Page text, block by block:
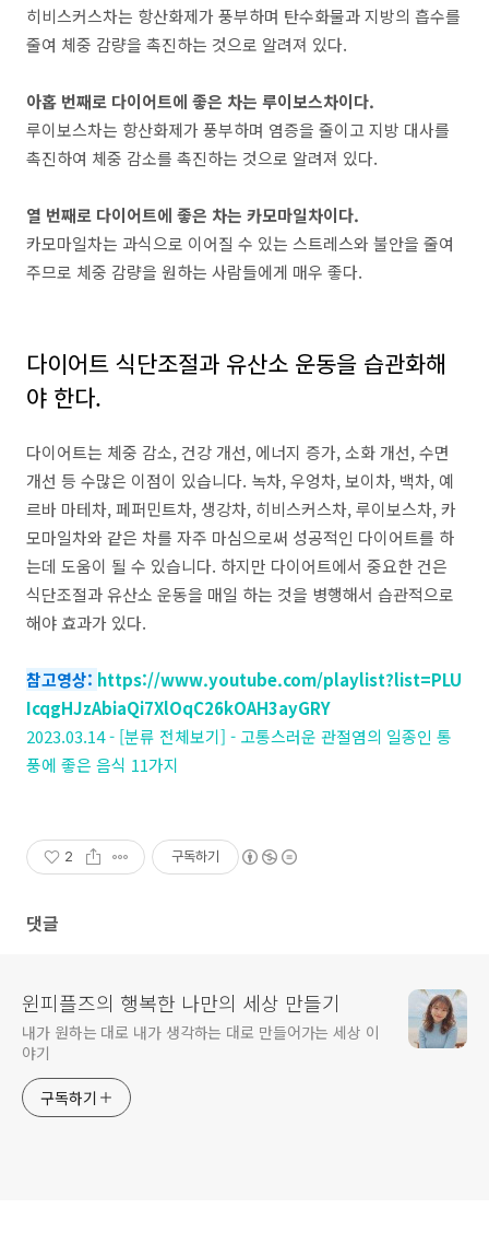
히비스커스차는 항산화제가 풍부하며 탄수화물과 지방의 흡수를
줄여 체중 감량을 촉진하는 것으로 알려져 있다.
아홉 번째로 다이어트에 좋은 차는 루이보스차이다.
루이보스차는 항산화제가 풍부하며 염증을 줄이고 지방 대사를
촉진하여 체중 감소를 촉진하는 것으로 알려져 있다.
열 번째로 다이어트에 좋은 차는 카모마일차이다.
카모마일차는 과식으로 이어질 수 있는 스트레스와 불안을 줄여
주므로 체중 감량을 원하는 사람들에게 매우 좋다.
다이어트 식단조절과 유산소 운동을 습관화해
야 한다.
다이어트는 체중 감소,건강 개선, 에너지 증가,소화 개선,수면
개선 등 수많은 이점이 있습니다. 녹차,우엉차,보이차, 백차, 예
르바 마테차,페퍼민트차,생강차, 히비스커스차,루이보스차,카
모마일차와 같은 차를 자주 마심으로써 성공적인 다이어트를 하
는데 도움이 될 수 있습니다. 하지만 다이어트에서 중요한 건은
식단조절과 유산소 운동을 매일 하는 것을 병행해서 습관적으로
해야 효과가 있다.
참고영상: https://www.youtube.com/playlist?list=PLU
IcqgHJzAbiaQi7XlOqC26kOAH3ayGRY
2023.03.14 - [분류 전체보기] - 고통스러운 관절염의 일종인 통
풍에 좋은 음식 11가지
2 구독하기
댓글
윈피플즈의 행복한 나만의 세상 만들기
내가 원하는 대로 내가 생각하는 대로 만들어가는 세상 이
야기
구독하기